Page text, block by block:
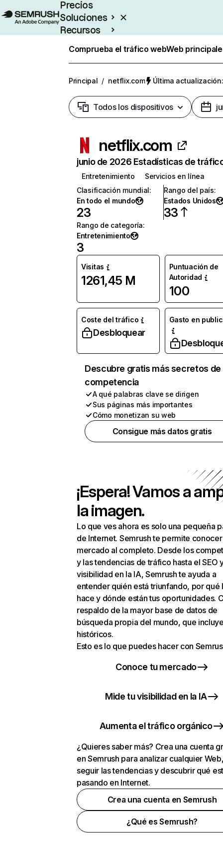
Precios
Soluciones
Recursos
Comprueba el tráfico webWeb
Principal / netflix.com Última
Todos los dispositivos
netflix.com
junio de 2026 Estadísticas de
Entretenimiento
Servicios en línea
Clasificación mundial:
En todo el mundo
23
Rango del país:
Estados Unidos
33
Rango de categoría:
Entretenimiento
3
Visitas
1261,45 M
Puntuación de
Autoridad
100
Coste del tráfico
Desbloquear
Gasto en
Descubre gratis más secretos de
competencia
A qué palabras clave se dirigen
Sus páginas más importantes
Cómo monetizan su web
Consigue más datos gratis
¡Espera! Vamos a
la imagen.
Lo que ves ahora es solo una pequeña
de Internet. Semrush te permite
mercado al completo. Desde los
y las tendencias de tráfico hasta el SEO
visibilidad en la IA, Semrush te ayuda a
entender quién está triunfando, por qué
hace y dónde están tus oportunidades.
respaldo de la mayor base de datos de
búsqueda propia del mundo, que
históricos.
Esto es lo que puedes hacer con
Conoce tu mercado
Mide tu visibilidad en la IA
Aumenta el tráfico orgánico
¿Quieres saber más? Crea una cuenta
en Semrush para analizar cualquier
seguir las tendencias y descubrir qué
pasando en Internet.
Crea una cuenta en Semrush
¿Qué es Semrush?